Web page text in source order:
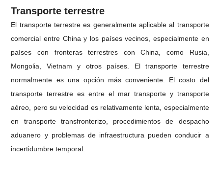
Transporte terrestre
El transporte terrestre es generalmente aplicable al transporte
comercial entre China y los países vecinos, especialmente en
países con fronteras terrestres con China, como Rusia,
Mongolia, Vietnam y otros países. El transporte terrestre
normalmente es una opción más conveniente. El costo del
transporte terrestre es entre el mar transporte y transporte
aéreo, pero su velocidad es relativamente lenta, especialmente
en transporte transfronterizo, procedimientos de despacho
aduanero y problemas de infraestructura pueden conducir a
incertidumbre temporal.